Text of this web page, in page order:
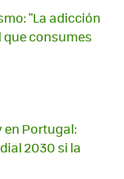
"La adicción
consumes
en Portugal:
2030 si la